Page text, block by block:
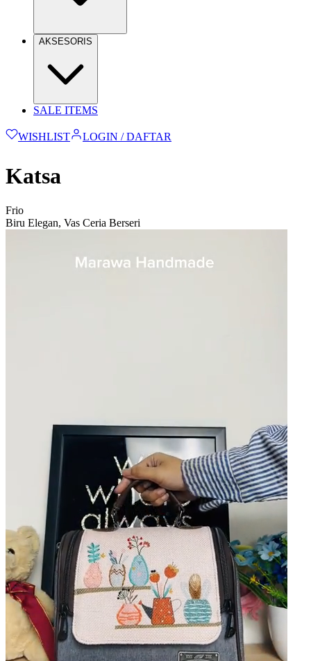
AKSESORIS
SALE ITEMS
WISHLIST LOGIN / DAFTAR
Katsa
Frio
Biru Elegan, Vas Ceria Berseri